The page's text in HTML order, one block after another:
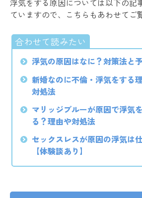
浮気をする原因については以下の記
ていますので、こちらもあわせてご
浮気の原因はなに？対策法と
新婚なのに不倫・浮気をする
対処法
マリッジブルーが原因で浮気
る？理由や対処法
セックスレスが原因の浮気は
【体験談あり】